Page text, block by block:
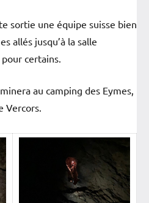
sortie une équipe suisse bien
allés jusqu’à la salle
certains.
au camping des Eymes,
Vercors.